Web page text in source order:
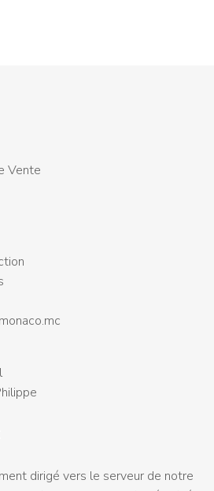
Vente
dirigé vers le serveur de notre